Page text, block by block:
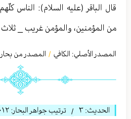
قال الباقر (عليه السلام): الناس
من المؤمنين، والمؤمن غريب _
المصدر الأصلي: الكافي / المصدر من بحار
الحديث: ٣ / ترتيب جواهر البحار: